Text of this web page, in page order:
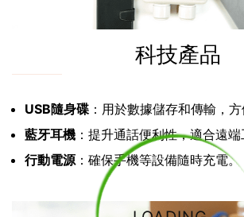
科技產品
USB隨身碟 ：用於數據儲存和傳輸，方
藍牙耳機 ：提升通話便利性，適合遠端
行動電源：確保手機等設備隨時充電。